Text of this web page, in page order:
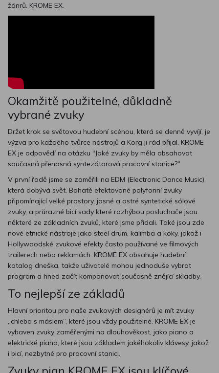
žánrů. KROME EX.
Okamžitě použitelné, důkladně
vybrané zvuky
Držet krok se světovou hudební scénou, která se denně vyvíjí, je
výzva pro každého tvůrce nástrojů a Korg ji rád přijal. KROME
EX je odpovědí na otázku "Jaké zvuky by měla obsahovat
současná přenosná syntezátorová pracovní stanice?"
V první řadě jsme se zaměřili na EDM (Electronic Dance Music),
která dobývá svět. Bohatě efektované polyfonní zvuky
připomínající velké prostory, jasné a ostré syntetické sólové
zvuky, a průrazné bicí sady které rozhýbou posluchače jsou
některé ze základních zvuků, které jsme přidali. Také jsou zde
nové etnické nástroje jako steel drum, kalimba a koky, jakož i
Hollywoodské zvukové efekty často používané ve filmových
trailerech nebo reklamách. KROME EX obsahuje hudební
katalog dneška, takže uživatelé mohou jednoduše vybrat
program a hned začít komponovat současně znějící skladby.
To nejlepší ze základů
Hlavní prioritou pro naše zvukových designérů je mít zvuky
„chleba s máslem“, které jsou vždy použitelné. KROME EX je
vybaven zvuky zaměřenými na dlouhověkost, jako piano a
elektrické piano, které jsou základem jakéhokoliv klávesy, jakož
i bicí, nezbytné pro pracovní stanici.